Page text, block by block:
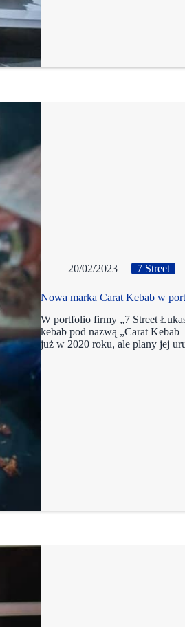
20/02/2023 7 Street
Nowa marka Carat Kebab w
W portfolio firmy „7 Street
kebab pod nazwą „Carat Kebab
już w 2020 roku, ale plany jej